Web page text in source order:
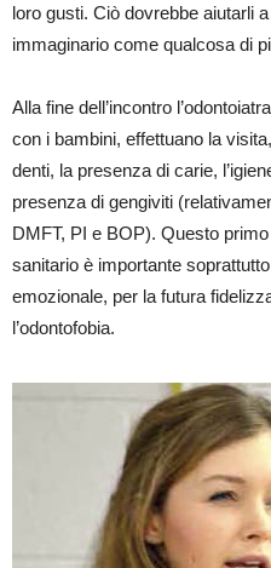
loro gusti. Ciò dovrebbe aiutarli
immaginario come qualcosa di
Alla fine dell’incontro
con i bambini, effettuano la
denti, la presenza di carie,
presenza di gengiviti
DMFT, PI e BOP). Questo
sanitario è importante
emozionale, per la futura
l’odontofobia.